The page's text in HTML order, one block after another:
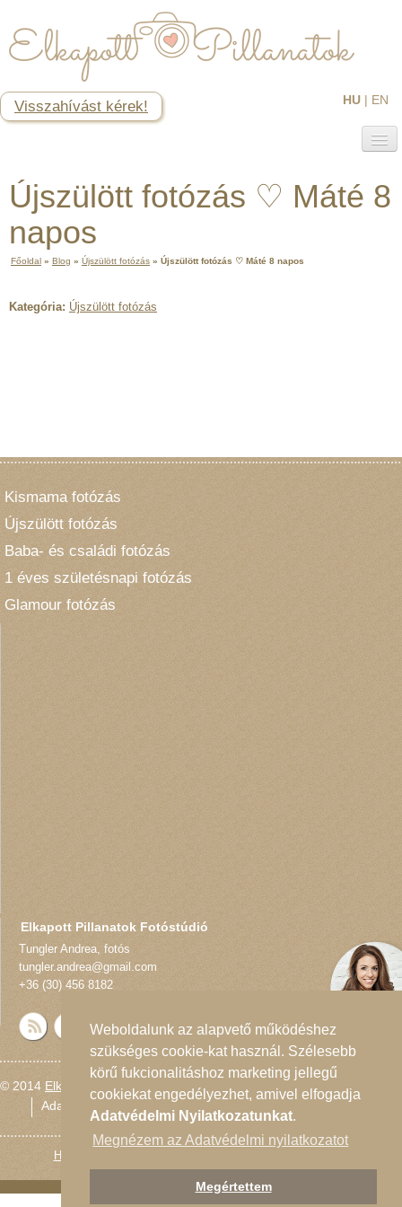
Weboldalunk az alapvető működéshez
szükséges cookie-kat használ. Szélesebb
körű fukcionalitáshoz marketing jellegű
cookiekat engedélyezhet, amivel elfogadja
Adatvédelmi Nyilatkozatunkat.
Megnézem az Adatvédelmi nyilatkozatot
Megértettem
Visszahívást kérek! HU | EN
Kismama fotózás
Újszülött fotózás
1 éves születésnapi fotózás
Glamour fotózás
Fotóstúdió
Blog
Újszülött fotózás ♡ Máté 8
napos
Főoldal » Blog » Újszülött fotózás » Újszülött fotózás ♡ Máté 8 napos
Kategória: Újszülött fotózás
Kismama fotózás
Újszülött fotózás
Baba- és családi fotózás
1 éves születésnapi fotózás
Glamour fotózás
Elkapott Pillanatok Fotóstúdió
Tungler Andrea, fotós
tungler.andrea@gmail.com
+36 (30) 456 8182
© 2014 Elkapott Pillanatok Fotóstúdió
Adatvédelmi nyilatkozat
Oldaltérkép
Honlapmodernizálás